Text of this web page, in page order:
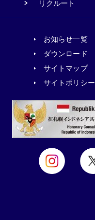
リクルート
お知らせ一覧
ダウンロード
サイトマップ
サイトポリシー